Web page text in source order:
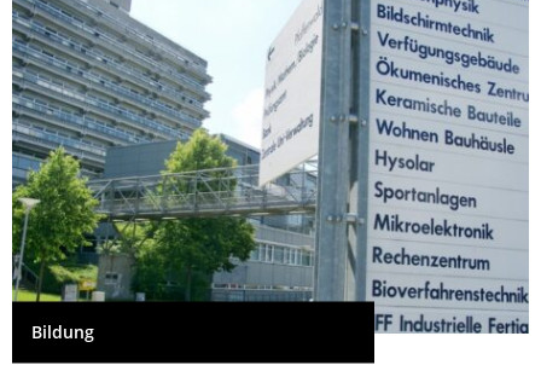
Bildung